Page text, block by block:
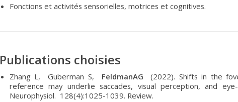
Fonctions et activités sensorielles, motrices et cognitives.
Publications choisies
Zhang L, Guberman S, FeldmanAG (2022). Shifts in the
reference may underlie saccades, visual perception, and
Neurophysiol. 128(4):1025-1039. Review.